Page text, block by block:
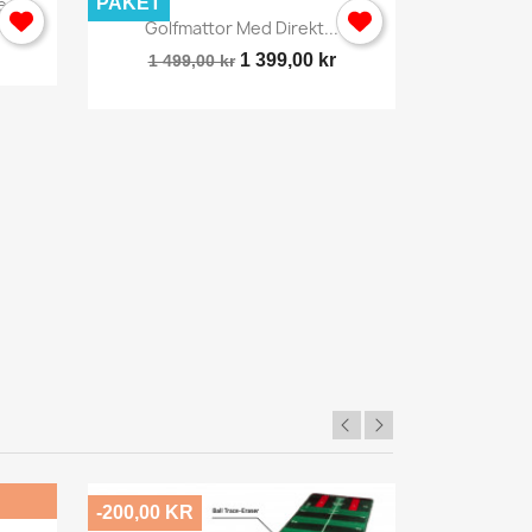
Snabbvy
Golfmattor Med Direkt...
1 499,00 kr 1 399,00 kr
-200,00 KR